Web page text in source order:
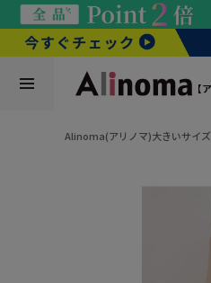
【
Alinoma(アリノマ)大きいサイズ